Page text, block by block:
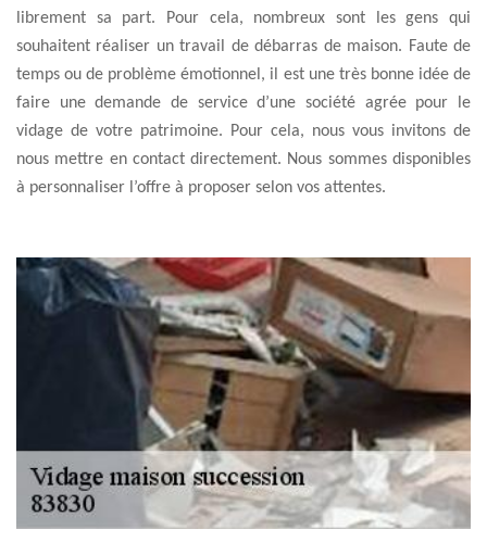
librement sa part. Pour cela, nombreux sont les gens qui
souhaitent réaliser un travail de débarras de maison. Faute de
temps ou de problème émotionnel, il est une très bonne idée de
faire une demande de service d’une société agrée pour le
vidage de votre patrimoine. Pour cela, nous vous invitons de
nous mettre en contact directement. Nous sommes disponibles
à personnaliser l’offre à proposer selon vos attentes.